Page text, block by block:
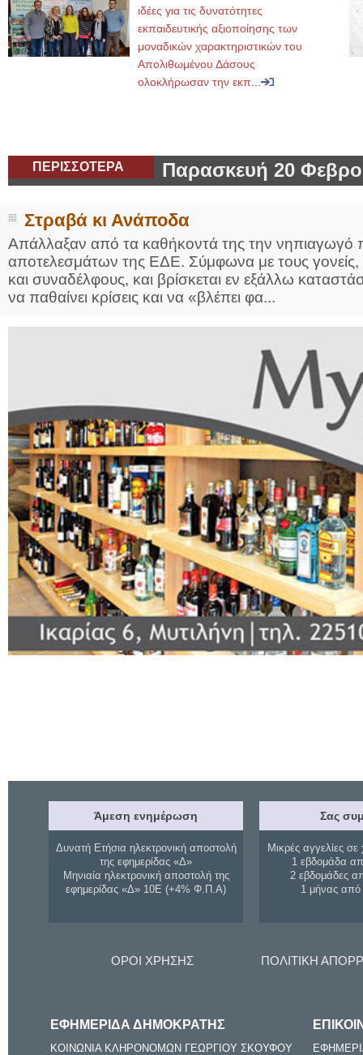
ιδέες για τις δυνατότητες
εκπαιδευτικής αξιοποίησης των
μοναδικών χαρακτηριστικών του
Απολιθωμένου Δάσους
ολοκλήρωσαν την εκπ
ΠΕΡΙΣΣΟΤΕΡΑ Παρασκευή 20
Στραβά κι Ανάποδα
Απάλλαξαν από τα καθήκοντά της την νηπιαγωγό
αποτελεσμάτων της ΕΔΕ. Σύμφωνα με τους γονείς,
και συναδέλφους, και βρίσκεται εν εξάλλω
να παθαίνει κρίσεις και να «βλέπει φα...
Άμεση ενημέρωση
Δυνατή Ετήσια ηλεκτρονική αποστολή
της εφημερίδας «Δ»
Μηνιαία ηλεκτρονική αποστολή της
εφημερίδας «Δ» 10Ε (+4% Φ.Π.Α)
Σας
Μικρές αγγελίες σε
1 εβδομάδα
2 εβδομάδες
1 μήνας
ΟΡΟΙ ΧΡΗΣΗΣ ΠΟΛΙΤΙΚΗ
ΕΦΗΜΕΡΙΔΑ ΔΗΜΟΚΡΑΤΗΣ
ΚΟΙΝΩΝΙΑ ΚΛΗΡΟΝΟΜΩΝ ΓΕΩΡΓΙΟΥ ΣΚΟΥΦΟΥ